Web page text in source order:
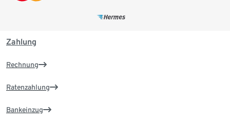
Zahlung
Rechnung
Ratenzahlung
Bankeinzug